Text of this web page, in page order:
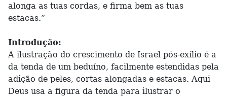
alonga as tuas cordas, e firma bem as tuas
estacas.”
Introdução:
A ilustração do crescimento de Israel pós-exílio é a
da tenda de um beduíno, facilmente estendidas pela
adição de peles, cortas alongadas e estacas. Aqui
Deus usa a figura da tenda para ilustrar o